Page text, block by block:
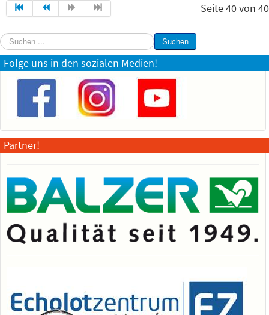
Seite 40 von 40
Suchen
...
Suchen
Folge uns in den sozialen Medien!
Partner!